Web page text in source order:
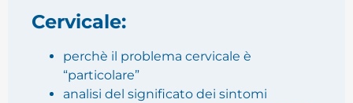
Cervicale:
perchè il problema cervicale è
“particolare”
analisi del significato dei sintomi